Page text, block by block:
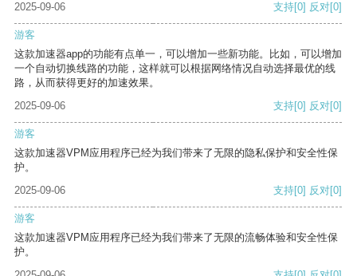
2025-09-06
支持[0] 反对[0]
游客
这款加速器app的功能有点单一，可以增加一些新功能。比如，可以增加
一个自动切换线路的功能，这样就可以根据网络情况自动选择最优的线
路，从而获得更好的加速效果。
2025-09-06
支持[0] 反对[0]
游客
这款加速器VPM应用程序已经为我们带来了无限的隐私保护和安全性保
护。
2025-09-06
支持[0] 反对[0]
游客
这款加速器VPM应用程序已经为我们带来了无限的流畅体验和安全性保
护。